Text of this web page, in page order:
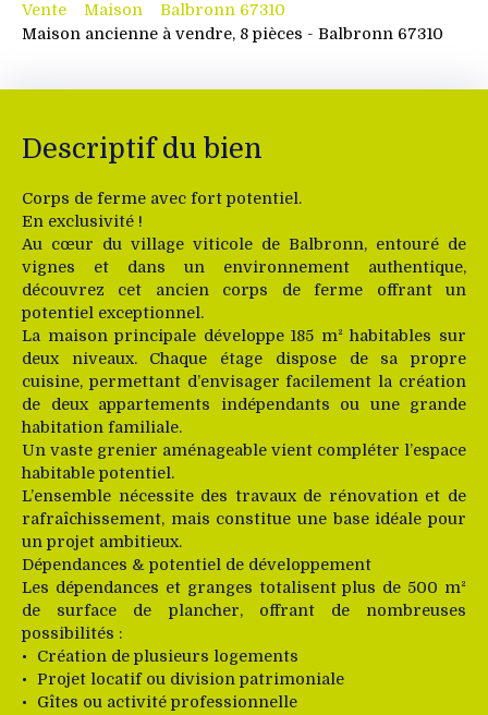
Vente Maison
Balbronn 67310
Maison ancienne à vendre, 8 pièces - Balbronn 67310
Descriptif du bien
Corps de ferme avec fort potentiel.
En exclusivité !
Au cœur du village viticole de Balbronn, entouré de
vignes et dans un environnement authentique,
découvrez cet ancien corps de ferme offrant un
potentiel exceptionnel.
La maison principale développe 185 m² habitables sur
deux niveaux. Chaque étage dispose de sa propre
cuisine, permettant d’envisager facilement la création
de deux appartements indépendants ou une grande
habitation familiale.
Un vaste grenier aménageable vient compléter l’espace
habitable potentiel.
L’ensemble nécessite des travaux de rénovation et de
rafraîchissement, mais constitue une base idéale pour
un projet ambitieux.
Dépendances & potentiel de développement
Les dépendances et granges totalisent plus de 500 m²
de surface de plancher, offrant de nombreuses
possibilités :
Création de plusieurs logements
Projet locatif ou division patrimoniale
Gîtes ou activité professionnelle